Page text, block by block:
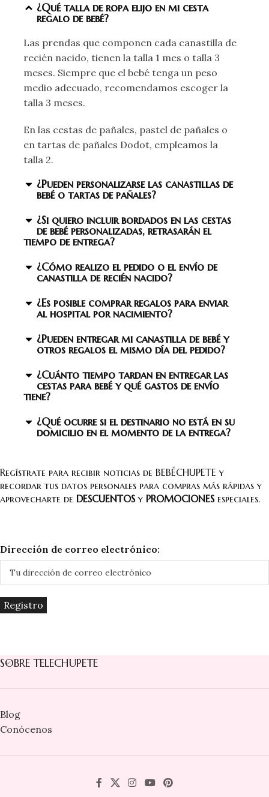
¿Qué talla de ropa elijo en mi cesta
regalo de bebé?
Las prendas que componen cada canastilla de
recién nacido, tienen la talla 1 mes o talla 3
meses. Siempre que el bebé tenga un peso
medio adecuado, recomendamos escoger la
talla 3 meses.
En las cestas de pañales, pastel de pañales o
en tartas de pañales Dodot, empleamos la
talla 2.
¿Pueden personalizarse las canastillas de
bebé o tartas de pañales?
¿Si quiero incluir bordados en las cestas
de bebé personalizadas, retrasarán el
tiempo de entrega?
¿Cómo realizo el pedido o el envío de
canastilla de recién nacido?
¿Es posible comprar regalos para enviar
al hospital por nacimiento?
¿Pueden entregar mi canastilla de bebé y
otros regalos el mismo día del pedido?
¿Cuánto tiempo tardan en entregar las
cestas para bebé y qué gastos de envío
tiene?
¿Qué ocurre si el destinario no está en su
domicilio en el momento de la entrega?
Regístrate para recibir noticias de BEBÉCHUPETE y
recordar tus datos personales para compras más rápidas y
aprovecharte de DESCUENTOSy PROMOCIONESespeciales.
Dirección de correo electrónico:
SOBRE TELECHUPETE
Blog
Conócenos